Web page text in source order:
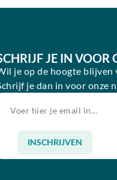
JE IN VOOR
je op de hoogte blijven
je dan in voor onze
INSCHRIJVEN
Alternative: